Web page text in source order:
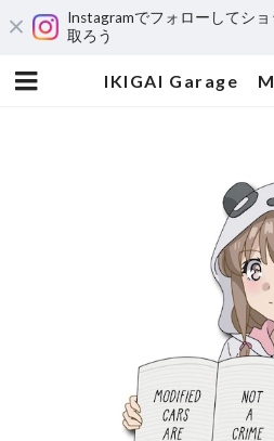
Instagramでフォローしてシ
取ろう